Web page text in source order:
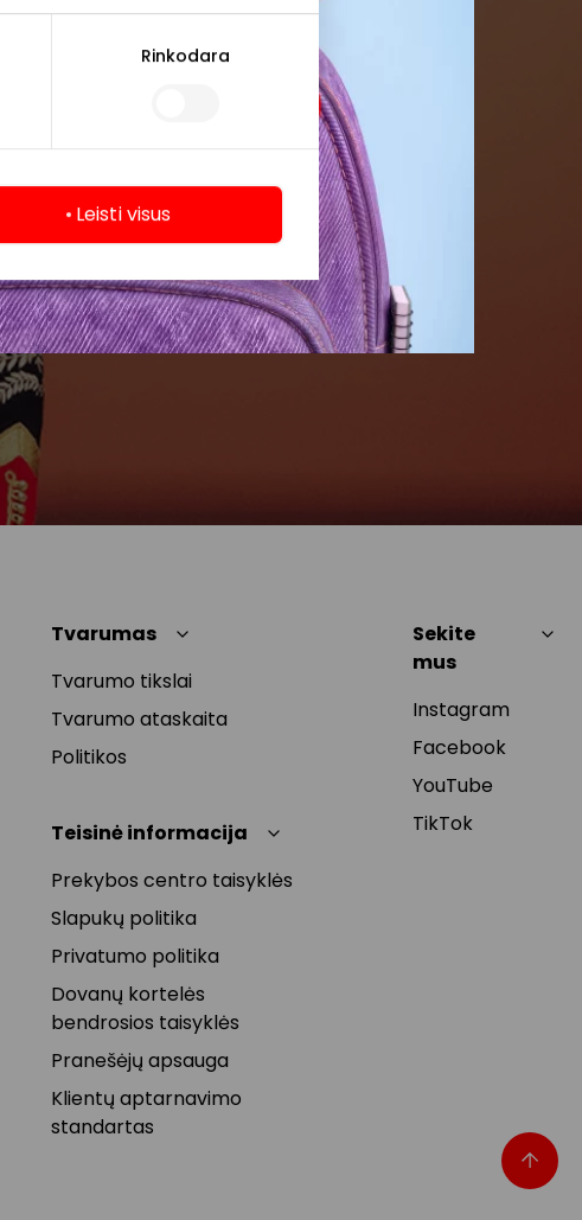
Rinkodara
Leisti visus
Tvarumas
Tvarumo tikslai
Tvarumo ataskaita
Politikos
Teisinė informacija
Prekybos centro taisyklės
Slapukų politika
Privatumo politika
Dovanų kortelės
bendrosios taisyklės
Pranešėjų apsauga
Klientų aptarnavimo
standartas
Sekite
mus
Instagram
Facebook
YouTube
TikTok